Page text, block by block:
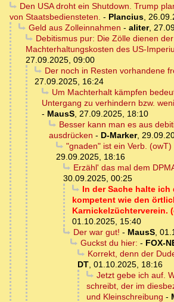
Den USA droht ein Shutdown. Trump
von Staatsbediensteten. - Plancius
Geld aus Zolleinnahmen - aliter,
Debitismus pur: Die Zölle dienen
Machterhaltungskosten des US-
27.09.2025, 09:00
Der noch in Resten vorhandene
27.09.2025, 16:24
Um Machterhalt kämpfen
Untergang zu verhindern bzw.
- MausS 27.09.2025, 18:10
Besser kann man es aus
ausdrücken - D-Marker,
"gnaden" ist ein Verb. (owT)
29.09.2025, 18:16
Erzähl' das mal dem
30.09.2025, 00:25
In der Sache halte
kompetent wie den
Karnickelzüchterverein.
01.10.2025, 15:40
Der war gut! - MausS,
Guckst du hier: - FOX-
Korrekt, denn der
DT 01.10.2025, 18:16
Jetzt gebe ich auf.
schreibt, der im
und Kleinschreibung -